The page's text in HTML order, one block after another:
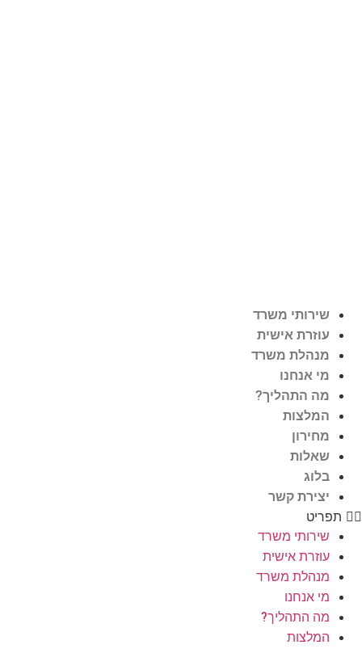
שירותי משרד
עוזרת אישית
מנהלת משרד
מי אנחנו
מה התהליך?
המלצות
מחירון
שאלות
בלוג
יצירת קשר
תפריט
שירותי משרד
עוזרת אישית
מנהלת משרד
מי אנחנו
מה התהליך?
המלצות